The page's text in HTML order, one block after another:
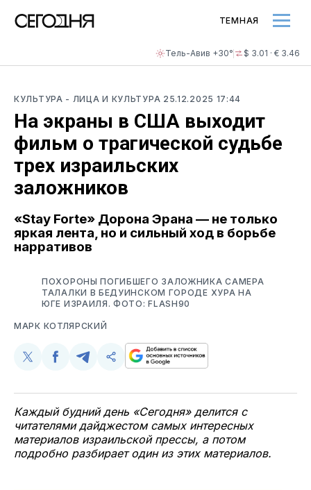
Тель-Авив +30° $ 3.01 · € 3.46
ТЕМНАЯ
КУЛЬТУРА - ЛИЦА И КУЛЬТУРА 25.12.2025 17:44
На экраны в США выходит
фильм о трагической судьбе
трех израильских
заложников
«Stay Forte» Дорона Эрана — не только
яркая лента, но и сильный ход в борьбе
нарративов
ПОХОРОНЫ ПОГИБШЕГО ЗАЛОЖНИКА САМЕРА
ТАЛАЛКИ В БЕДУИНСКОМ ГОРОДЕ ХУРА НА
ЮГЕ ИЗРАИЛЯ. ФОТО: FLASH90
МАРК КОТЛЯРСКИЙ
Поделиться
Twitter
Поделиться
Facebook
Поделиться
Telegram
Скопируйте
поделитесь
ссылкой
Каждый будний день «Сегодня» делится с
читателями дайджестом самых интересных
материалов израильской прессы, а потом
подробно разбирает один из этих материалов.